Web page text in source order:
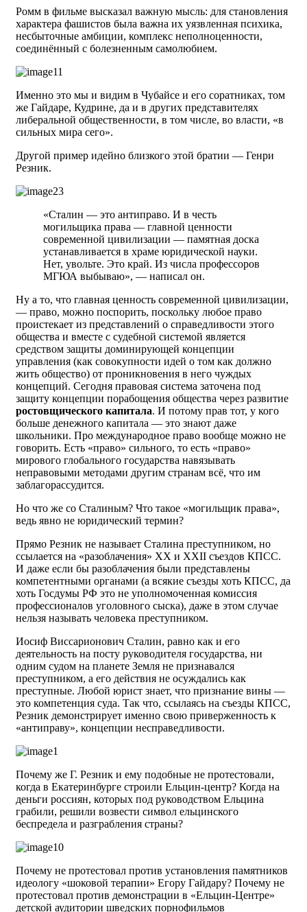
Ромм в фильме высказал важную мысль: для становления
характера фашистов была важна их уязвленная психика,
несбыточные амбиции, комплекс неполноценности,
соединённый с болезненным самолюбием.
Именно это мы и видим в Чубайсе и его соратниках, том
же Гайдаре, Кудрине, да и в других представителях
либеральной общественности, в том числе, во власти, «в
сильных мира сего».
Другой пример идейно близкого этой братии — Генри
Резник.
«Сталин — это антиправо. И в честь
могильщика права — главной ценности
современной цивилизации — памятная доска
устанавливается в храме юридической науки.
Нет, увольте. Это край. Из числа профессоров
МГЮА выбываю», — написал он.
Ну а то, что главная ценность современной цивилизации,
— право, можно поспорить, поскольку любое право
проистекает из представлений о справедливости этого
общества и вместе с судебной системой является
средством защиты доминирующей концепции
управления (как совокупности идей о том как должно
жить общество) от проникновения в него чуждых
концепций. Сегодня правовая система заточена под
защиту концепции порабощения общества через развитие
ростовщического капитала. И потому прав тот, у кого
больше денежного капитала — это знают даже
школьники. Про международное право вообще можно не
говорить. Есть «право» сильного, то есть «право»
мирового глобального государства навязывать
неправовыми методами другим странам всё, что им
заблагорассудится.
Но что же со Сталиным? Что такое «могильщик права»,
ведь явно не юридический термин?
Прямо Резник не называет Сталина преступником, но
ссылается на «разоблачения» XX и XXII съездов КПСС.
И даже если бы разоблачения были представлены
компетентными органами (а всякие съезды хоть КПСС, да
хоть Госдумы РФ это не уполномоченная комиссия
профессионалов уголовного сыска), даже в этом случае
нельзя называть человека преступником.
Иосиф Виссарионович Сталин, равно как и его
деятельность на посту руководителя государства, ни
одним судом на планете Земля не признавался
преступником, а его действия не осуждались как
преступные. Любой юрист знает, что признание вины —
это компетенция суда. Так что, ссылаясь на съезды КПСС,
Резник демонстрирует именно свою приверженность к
«антиправу», концепции несправедливости.
Почему же Г. Резник и ему подобные не протестовали,
когда в Екатеринбурге строили Ельцин-центр? Когда на
деньги россиян, которых под руководством Ельцина
грабили, решили возвести символ ельцинского
беспредела и разграбления страны?
Почему не протестовал против установления памятников
идеологу «шоковой терапии» Егору Гайдару? Почему не
протестовал против демонстрации в «Ельцин-Центре»
детской аудитории шведских порнофильмов